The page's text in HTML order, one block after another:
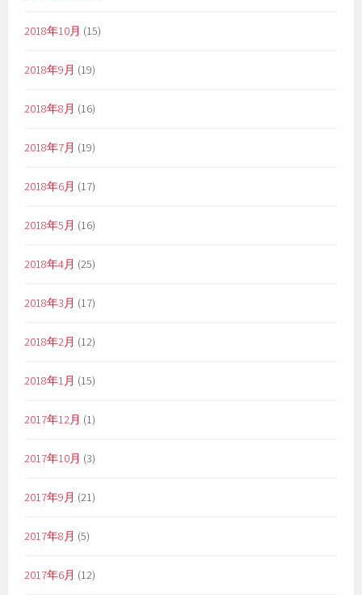
2018年10月 (15)
2018年9月 (19)
2018年8月 (16)
2018年7月 (19)
2018年6月 (17)
2018年5月 (16)
2018年4月 (25)
2018年3月 (17)
2018年2月 (12)
2018年1月 (15)
2017年12月 (1)
2017年10月 (3)
2017年9月 (21)
2017年8月 (5)
2017年6月 (12)